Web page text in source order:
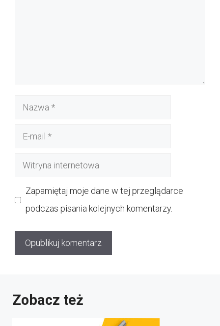
Nazwa
Witryna
Zapamiętaj moje dane w tej przeglądarce
podczas pisania kolejnych komentarzy.
Zobacz też